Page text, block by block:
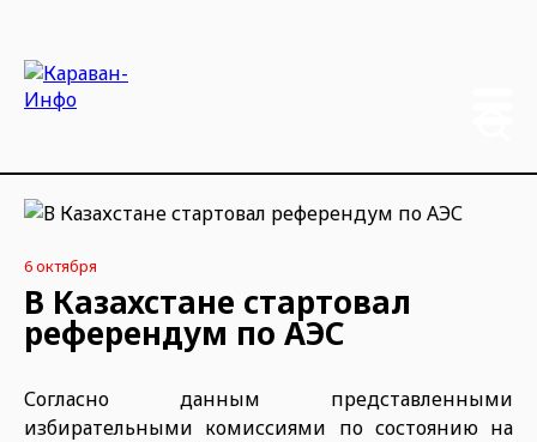
6 октября
В Казахстане стартовал
референдум по АЭС
Согласно данным представленными
избирательными комиссиями по состоянию на